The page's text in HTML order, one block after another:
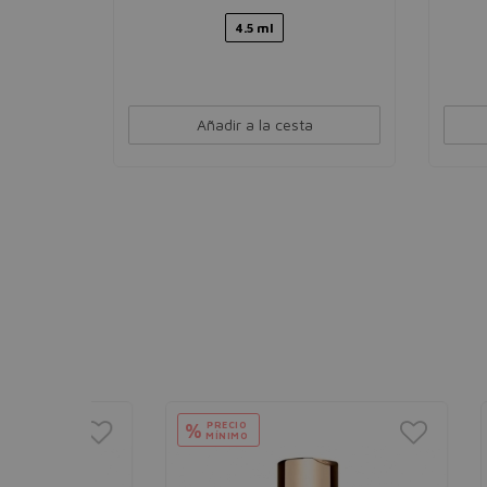
4.5 ml
Añadir a la cesta
PRECIO
MÍNIMO